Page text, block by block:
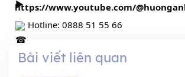
https://www.youtube.com/
Hotline: 0888 51 55 66
Bài viết liên quan